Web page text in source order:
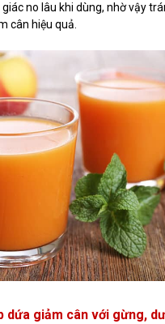
no lâu khi dùng, nhờ vậy
cân hiệu quả.
dứa giảm cân với gừng,